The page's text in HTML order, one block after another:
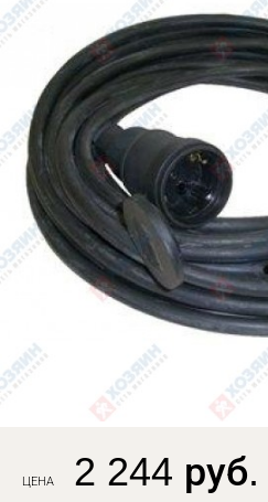
ЦЕНА 2 244 руб.